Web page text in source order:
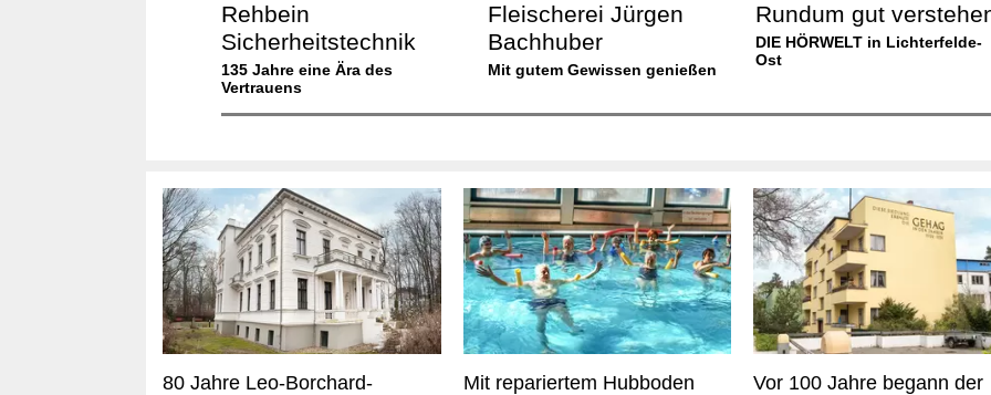
Rehbein
Sicherheitstechnik
135 Jahre eine Ära des
Vertrauens
Fleischerei Jürgen
Bachhuber
Mit gutem Gewissen genießen
Rundum gut
DIE HÖRWELT in Lichterfelde-
Ost
80 Jahre Leo-Borchard-
Mit repariertem Hubboden
Vor 100 Jahre begann der